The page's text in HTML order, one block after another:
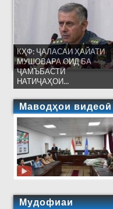
КҲФ: ҶАЛАСАИ ҲАЙАТИ
МУШОВАРА ОИД БА
ҶАМЪБАСТИ
НАТИҶАҲОИ...
Маводҳои видеоӣ
Мудофиаи